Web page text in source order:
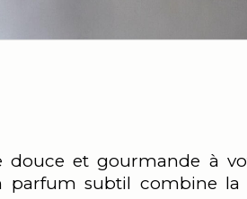
douce et gourmande à
parfum subtil combine